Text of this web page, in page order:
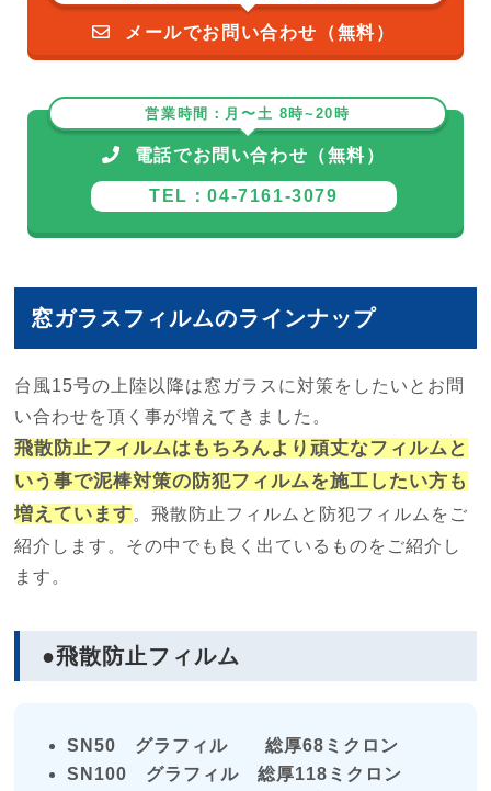
メールでお問い合わせ（無料）
営業時間：月〜土 8時~20時
電話でお問い合わせ（無料）
TEL：04-7161-3079
窓ガラスフィルムのラインナップ
台風15号の上陸以降は窓ガラスに対策をしたいとお問
い合わせを頂く事が増えてきました。
飛散防止フィルムはもちろんより頑丈なフィルムと
いう事で泥棒対策の防犯フィルムを施工したい方も
増えています。飛散防止フィルムと防犯フィルムをご
紹介します。その中でも良く出ているものをご紹介し
ます。
●飛散防止フィルム
SN50 グラフィル 総厚68ミクロン
SN100 グラフィル 総厚118ミクロン